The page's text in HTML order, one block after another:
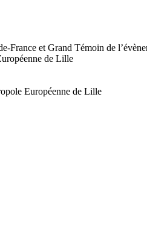
France et Grand Témoin de
de Lille
Européenne de Lille